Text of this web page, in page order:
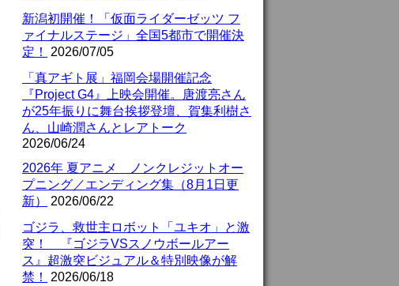
新潟初開催！「仮面ライダーゼッツ フ
ァイナルステージ」全国5都市で開催決
定！
2026/07/05
「真アギト展」福岡会場開催記念
『Project G4』上映会開催。唐渡亮さん
が25年振りに舞台挨拶登壇、賀集利樹さ
ん、山崎潤さんとレアトーク
2026/06/24
2026年 夏アニメ ノンクレジットオー
プニング／エンディング集（8月1日更
新）
2026/06/22
ゴジラ、救世主ロボット「ユキオ」と激
突！ 『ゴジラVSスノウボールアー
ス』超激突ビジュアル＆特別映像が解
禁！
2026/06/18